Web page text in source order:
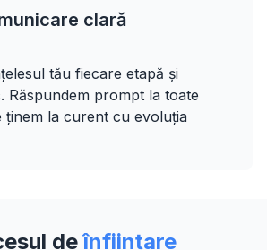
clară
tău fiecare etapă și
Răspundem prompt la toate
ținem la curent cu evoluția
deînființare